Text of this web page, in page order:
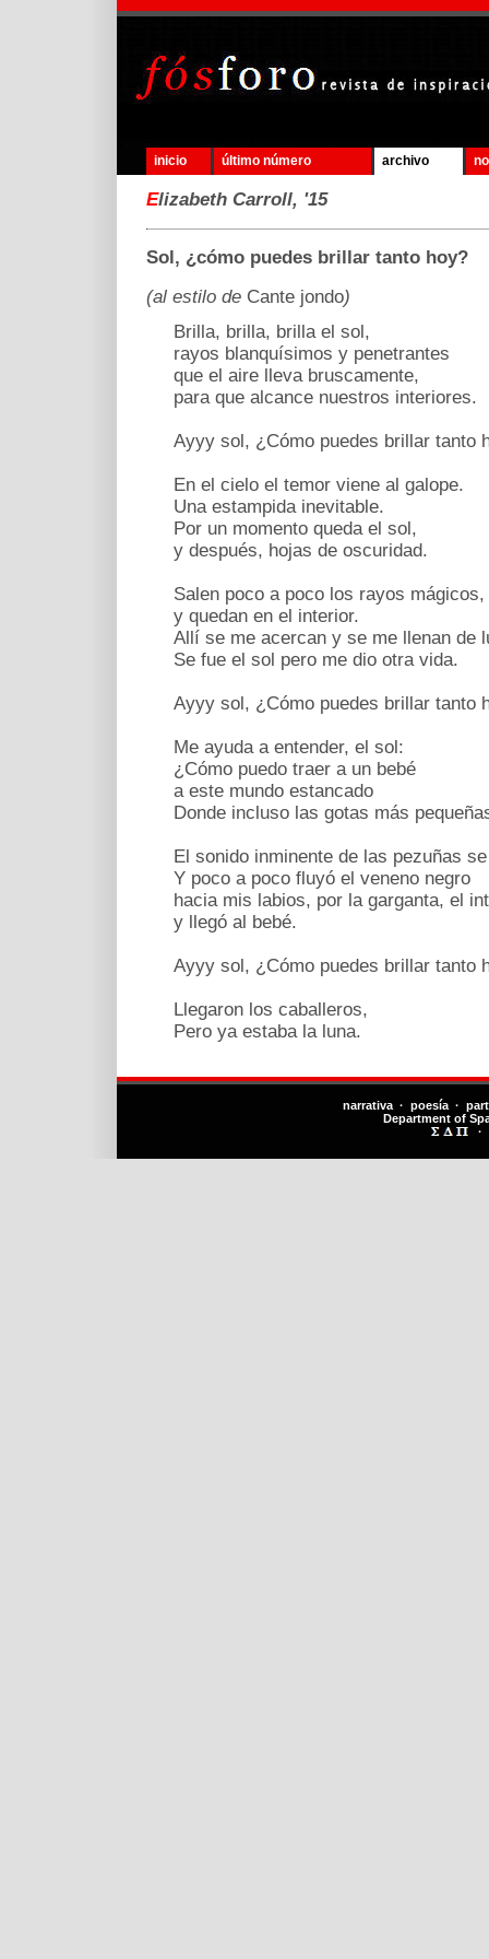
inicio último número archivo
Elizabeth Carroll, '15
Sol, ¿cómo puedes brillar tanto hoy?
(al estilo de Cante jondo)
Brilla, brilla, brilla el sol,
rayos blanquísimos y penetrantes
que el aire lleva bruscamente,
para que alcance nuestros interiores.
Ayyy sol, ¿Cómo puedes brillar tanto
En el cielo el temor viene al galope.
Una estampida inevitable.
Por un momento queda el sol,
y después, hojas de oscuridad.
Salen poco a poco los rayos mágicos,
y quedan en el interior.
Allí se me acercan y se me llenan de
Se fue el sol pero me dio otra vida.
Ayyy sol, ¿Cómo puedes brillar tanto
Me ayuda a entender, el sol:
¿Cómo puedo traer a un bebé
a este mundo estancado
Donde incluso las gotas más
El sonido inminente de las pezuñas
Y poco a poco fluyó el veneno negro
hacia mis labios, por la garganta, el
y llegó al bebé.
Ayyy sol, ¿Cómo puedes brillar tanto
Llegaron los caballeros,
Pero ya estaba la luna.
narrativa · poesía ·
Department of
·